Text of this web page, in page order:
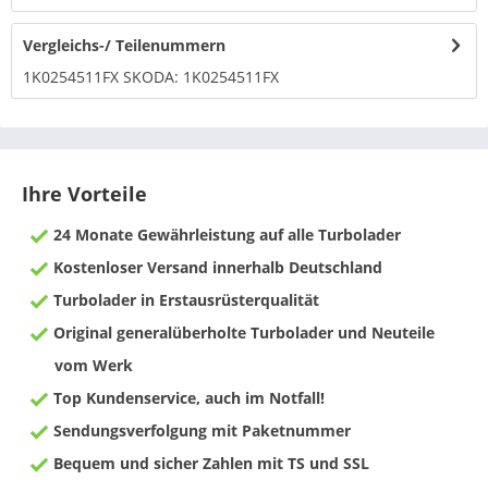
Vergleichs-/ Teilenummern
1K0254511FX SKODA: 1K0254511FX
Ihre Vorteile
24 Monate Gewährleistung auf alle Turbolader
Kostenloser Versand innerhalb Deutschland
Turbolader in Erstausrüsterqualität
Original generalüberholte Turbolader und Neuteile
vom Werk
Top Kundenservice, auch im Notfall!
Sendungsverfolgung mit Paketnummer
Bequem und sicher Zahlen mit TS und SSL